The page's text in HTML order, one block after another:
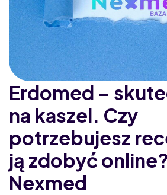
Erdomed –
na kaszel. Czy
potrzebujesz
ją zdobyć
Nexmed